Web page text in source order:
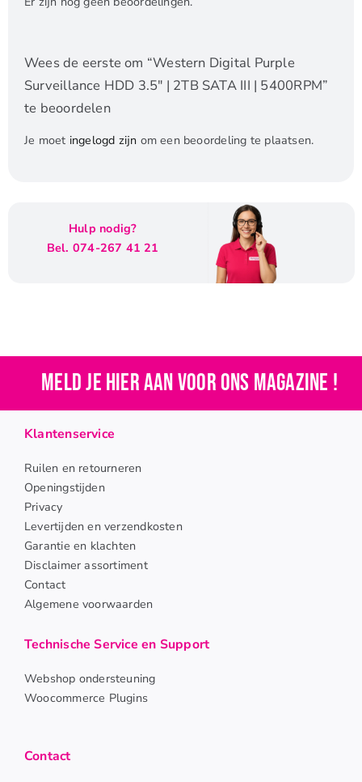
Wees de eerste om “Western Digital Purple
Surveillance HDD 3.5″ | 2TB SATA III | 5400RPM”
te beoordelen
Je moet ingelogd zijn om een beoordeling te plaatsen.
Hulp nodig?
Bel. 074-267 41 21
Meld je hier aan voor ons magazine !
Klantenservice
Ruilen en retourneren
Openingstijden
Privacy
Levertijden en verzendkosten
Garantie en klachten
Disclaimer assortiment
Contact
Algemene voorwaarden
Technische Service en Support
Webshop ondersteuning
Woocommerce Plugins
Contact